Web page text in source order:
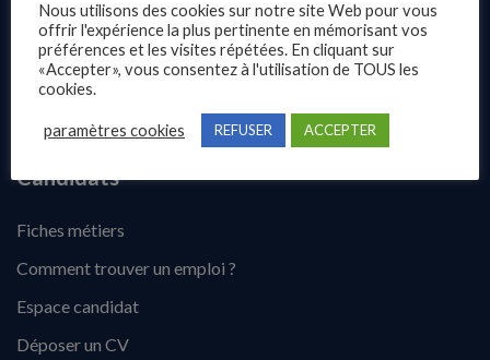
Questions fréquentes
Blog
Candidats
Fiches métiers
Comment trouver un emploi ?
Espace candidat
Déposer un CV
Nous utilisons des cookies sur notre site Web pour vous
offrir l'expérience la plus pertinente en mémorisant vos
préférences et les visites répétées. En cliquant sur
«Accepter», vous consentez à l'utilisation de TOUS les
cookies.
paramètres cookies REFUSER ACCEPTER